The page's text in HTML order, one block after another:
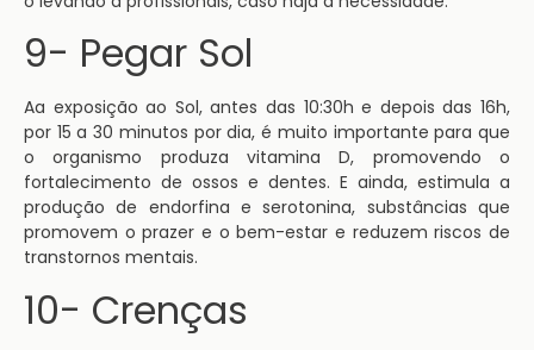
9- Pegar Sol
Aa exposição ao Sol, antes das 10:30h e depois das 16h,
por 15 a 30 minutos por dia, é muito importante para que
o organismo produza vitamina D, promovendo o
fortalecimento de ossos e dentes. E ainda, estimula a
produção de endorfina e serotonina, substâncias que
promovem o prazer e o bem-estar e reduzem riscos de
transtornos mentais.
10- Crenças